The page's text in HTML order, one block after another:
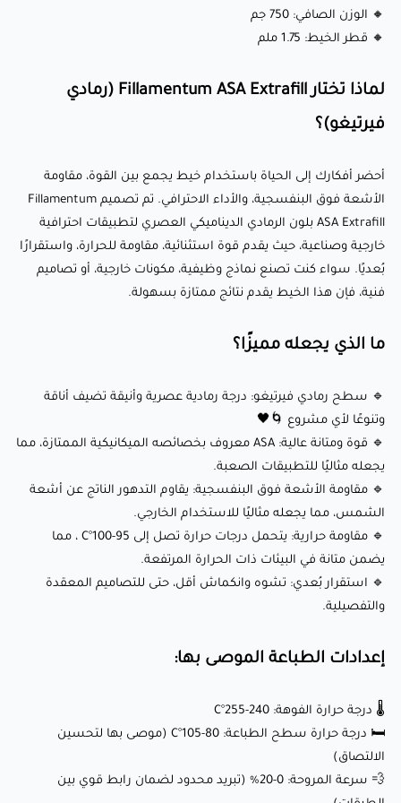
أشعة الشمس، مما يجعله مثاليًا للاستخدام الخارجي.
يضمن متانة في البيئات ذات الحرارة المرتفعة.
🔹 استقرار بُعدي: تشوه وانكماش أقل، حتى للتصاميم المعقدة
إعدادات الطباعة الموصى بها:
🌡️ درجة حرارة الفوهة: 240-255°C
🛏️ درجة حرارة سطح الطباعة: 80-105°C (موصى بها لتحسين
💨 سرعة المروحة: 0-20% (تبريد محدود لضمان رابط قوي بين
دقة وقوة أفضل)
⭕ حجم الفوهة: 0.4 ملم (0.6 ملم موصى به للطباعات الكبيرة)
أطلق العنان لإبداعك مع Fillamentum ASA
Extrafill (رمادي فيرتيغو):
الإجهاد الميكانيكي.
⚙️ المكونات الخارجية: مناسبة لتصنيع الأدوات، التجهيزات والأجزاء
التي تتطلب مقاومة للأشعة فوق البنفسجية ومتانة.
🚗 تطبيقات السيارات: مثالية لإنتاج مكونات مثل لوحات القيادة،
🔸 الوزن الصافي: 750 جم
🔸 قطر الخيط: 1.75 ملم
لماذا تختار Fillamentum ASA Extrafill (رمادي
فيرتيغو)؟
أحضر أفكارك إلى الحياة باستخدام خيط يجمع بين القوة، مقاومة
الأشعة فوق البنفسجية، والأداء الاحترافي. تم تصميم Fillamentum
ASA Extrafill بلون الرمادي الديناميكي العصري لتطبيقات احترافية
خارجية وصناعية، حيث يقدم قوة استثنائية، مقاومة للحرارة، واستقرارًا
بُعديًا. سواء كنت تصنع نماذج وظيفية، مكونات خارجية، أو تصاميم
فنية، فإن هذا الخيط يقدم نتائج ممتازة بسهولة.
ما الذي يجعله مميزًا؟
🔹 سطح رمادي فيرتيغو: درجة رمادية عصرية وأنيقة تضيف أناقة
وتنوعًا لأي مشروع 🌀🖤
🔹 قوة ومتانة عالية: ASA معروف بخصائصه الميكانيكية الممتازة، مما
يجعله مثاليًا للتطبيقات الصعبة.
🔹 مقاومة الأشعة فوق البنفسجية: يقاوم التدهور الناتج عن أشعة
الشمس، مما يجعله مثاليًا للاستخدام الخارجي.
🔹 مقاومة حرارية: يتحمل درجات حرارة تصل إلى 95-100°C ، مما
يضمن متانة في البيئات ذات الحرارة المرتفعة.
🔹 استقرار بُعدي: تشوه وانكماش أقل، حتى للتصاميم المعقدة
والتفصيلية.
إعدادات الطباعة الموصى بها:
🌡️ درجة حرارة الفوهة: 240-255°C
🛏️ درجة حرارة سطح الطباعة: 80-105°C (موصى بها لتحسين
الالتصاق)
💨 سرعة المروحة: 0-20% (تبريد محدود لضمان رابط قوي بين